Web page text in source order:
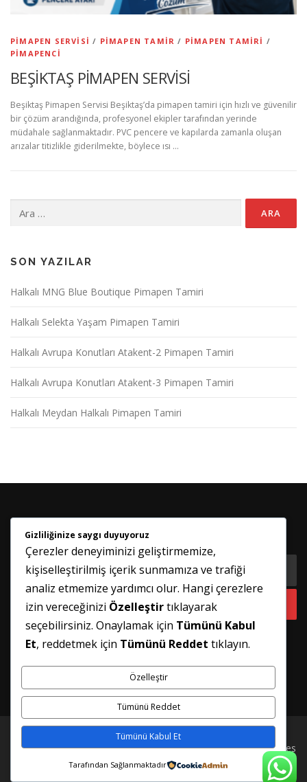
PIMAPEN SERVISI / PIMAPEN TAMIR / PIMAPEN TAMIRI /
PIMAPENCI
BEŞİKTAŞ PİMAPEN SERVİSİ
Beşiktaş Pimapen Servisi Beşiktaş’da pimapen tamiri için hızlı ve güvenilir
bir çözüm arandığında, profesyonel ekipler tarafından yerinde
müdahale sağlanmaktadır. PVC pencere ve kapılarda zamanla oluşan
arızalar titizlikle giderilmekte, böylece ısı …
SON YAZILAR
Halkalı MNG Blue Boutique Pimapen Tamiri
Halkalı Selekta Yaşam Pimapen Tamiri
Halkalı Avrupa Konutları Atakent-2 Pimapen Tamiri
Halkalı Avrupa Konutları Atakent-3 Pimapen Tamiri
Halkalı Meydan Halkalı Pimapen Tamiri
HABER BÜLTENIMIZE KATILIN
Telif hakkı © 2026 İSTANBUL PİMAPEN TAMİRİ–FameThemes
tarafındanOnePressteması
Gizliliğinize saygı duyuyoruz
Çerezler deneyiminizi geliştirmemize,
kişiselleştirilmiş içerik sunmamıza ve trafiği
analiz etmemize yardımcı olur. Hangi çerezlere
izin vereceğinizi Özelleştirtıklayarak
seçebilirsiniz. Onaylamak için Tümünü Kabul
Et, reddetmek için Tümünü Reddet tıklayın.
Özelleştir
Tümünü Reddet
Tümünü Kabul Et
Tarafından Sağlanmaktadır